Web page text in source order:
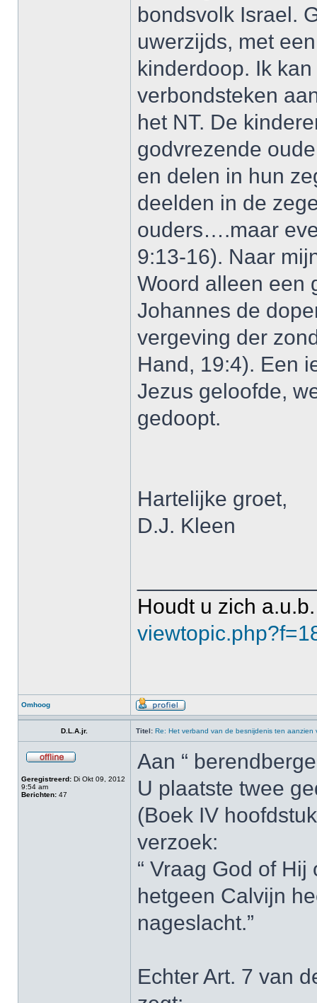
bondsvolk Israel.
uwerzijds, met
kinderdoop. Ik
verbondsteken
het NT. De
godvrezende
en delen in hun
deelden in de
ouders….maar
9:13-16). Naar
Woord alleen een
Johannes de
vergeving der
Hand, 19:4). Een
Jezus geloofde,
gedoopt.
Hartelijke groet,
D.J. Kleen
Houdt u zich
Omhoog
D.L.A.jr. Titel: Re: Het verband van de besnijdenis ten aanzien
Geregistreerd: Di Okt 09, 2012
9:54 am
Berichten: 47
Aan “
U plaatste twee
(Boek IV
verzoek:
“ Vraag God of
hetgeen Calvijn
nageslacht.”
Echter Art. 7 van